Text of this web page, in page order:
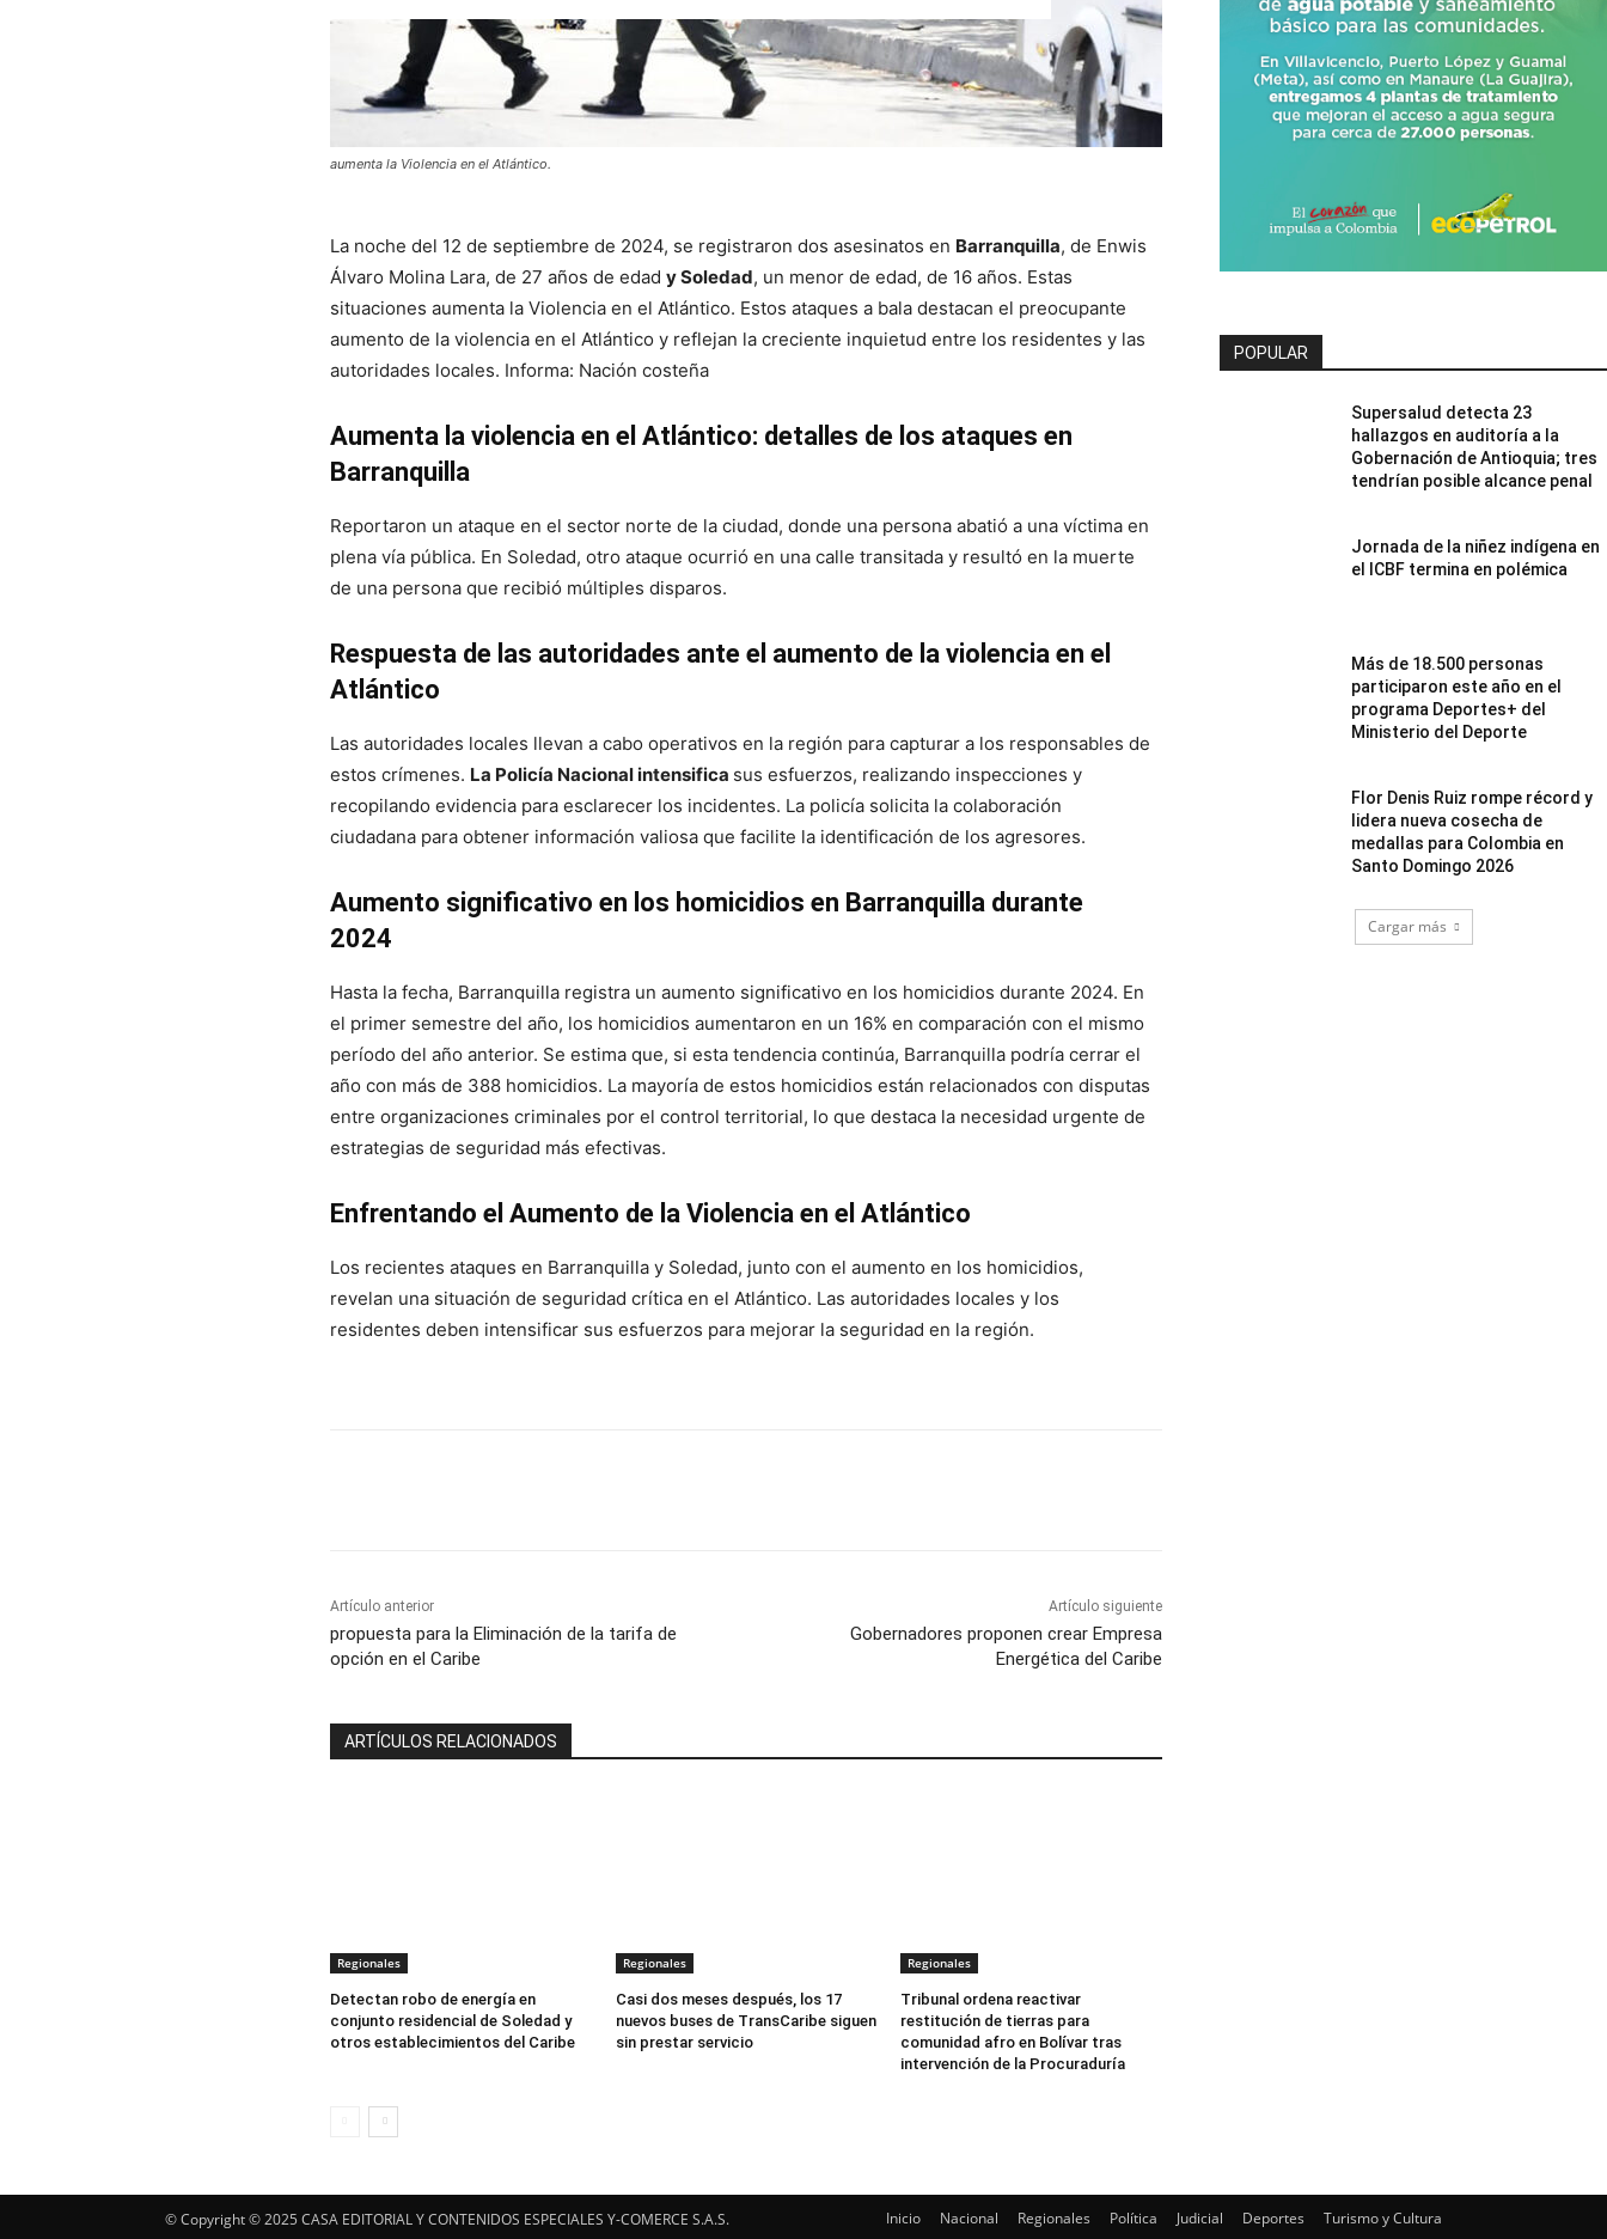
aumenta la Violencia en el Atlántico.
La noche del 12 de septiembre de 2024, se registraron dos asesinatos en Barranquilla, de Enwis
Álvaro Molina Lara, de 27 años de edad y Soledad, un menor de edad, de 16 años. Estas
situaciones aumenta la Violencia en el Atlántico. Estos ataques a bala destacan el preocupante
aumento de la violencia en el Atlántico y reflejan la creciente inquietud entre los residentes y las
autoridades locales. Informa: Nación costeña
Aumenta la violencia en el Atlántico: detalles de los ataques en
Barranquilla
Reportaron un ataque en el sector norte de la ciudad, donde una persona abatió a una víctima en
plena vía pública. En Soledad, otro ataque ocurrió en una calle transitada y resultó en la muerte
de una persona que recibió múltiples disparos.
Respuesta de las autoridades ante el aumento de la violencia en el
Atlántico
Las autoridades locales llevan a cabo operativos en la región para capturar a los responsables de
estos crímenes. La Policía Nacional intensifica sus esfuerzos, realizando inspecciones y
recopilando evidencia para esclarecer los incidentes. La policía solicita la colaboración
ciudadana para obtener información valiosa que facilite la identificación de los agresores.
Aumento significativo en los homicidios en Barranquilla durante
2024
Hasta la fecha, Barranquilla registra un aumento significativo en los homicidios durante 2024. En
el primer semestre del año, los homicidios aumentaron en un 16% en comparación con el mismo
período del año anterior. Se estima que, si esta tendencia continúa, Barranquilla podría cerrar el
año con más de 388 homicidios. La mayoría de estos homicidios están relacionados con disputas
entre organizaciones criminales por el control territorial, lo que destaca la necesidad urgente de
estrategias de seguridad más efectivas.
Enfrentando el Aumento de la Violencia en el Atlántico
Los recientes ataques en Barranquilla y Soledad, junto con el aumento en los homicidios,
revelan una situación de seguridad crítica en el Atlántico. Las autoridades locales y los
residentes deben intensificar sus esfuerzos para mejorar la seguridad en la región.
Artículo anterior
propuesta para la Eliminación de la tarifa de
opción en el Caribe
Artículo siguiente
Gobernadores proponen crear Empresa
Energética del Caribe
ARTÍCULOS RELACIONADOS
Regionales
Detectan robo de energía en
conjunto residencial de Soledad y
otros establecimientos del Caribe
Regionales
Casi dos meses después, los 17
nuevos buses de TransCaribe siguen
sin prestar servicio
Regionales
Tribunal ordena reactivar
restitución de tierras para
comunidad afro en Bolívar tras
intervención de la Procuraduría
POPULAR
Supersalud detecta 23
hallazgos en auditoría a la
Gobernación de Antioquia; tres
tendrían posible alcance penal
Jornada de la niñez indígena en
el ICBF termina en polémica
Más de 18.500 personas
participaron este año en el
programa Deportes+ del
Ministerio del Deporte
Flor Denis Ruiz rompe récord y
lidera nueva cosecha de
medallas para Colombia en
Santo Domingo 2026
Cargar más
© Copyright ©️ 2025 CASA EDITORIAL Y CONTENIDOS ESPECIALES Y-COMERCE S.A.S. Inicio Nacional Regionales Política Judicial Deportes Turismo y Cultura